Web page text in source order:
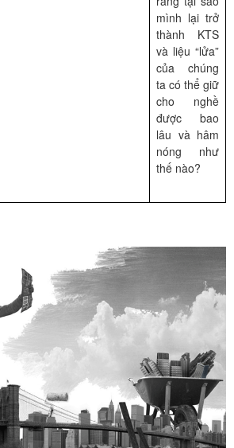
mình lại trở
thành KTS
và liệu “lửa”
của chúng
ta có thể giữ
cho nghề
được bao
lâu và hâm
nóng như
thế nào?